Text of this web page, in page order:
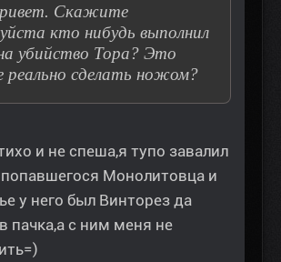
Скажите
кто нибудь выполнил
убийство Тора? Это
реально сделать ножом?
и не спеша,я тупо завалил
попавшегося Монолитовца и
у него был Винторез да
пачка,а с ним меня не